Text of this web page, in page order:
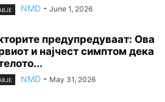
NMD - June 1, 2026
предупредуваат: Ова
и најчест симптом дека
NMD - May 31, 2026